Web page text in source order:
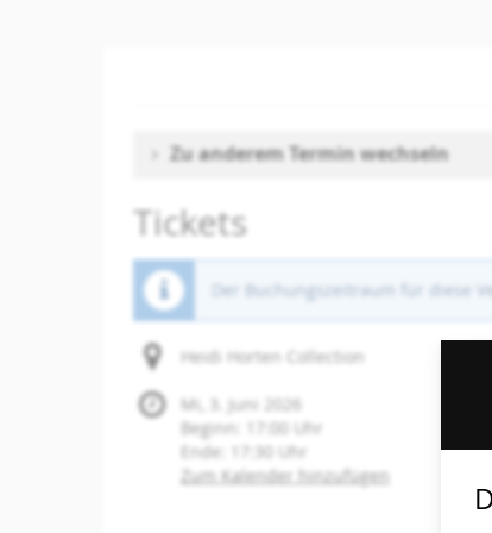
Zu anderem Termin wechseln
Tickets
Der Buchungszeitraum für diese
Heidi Horten Collection
Mi, 3. Juni 2026
Beginn:
17:00
Uhr
Ende:
17:30
Uhr
Zum Kalender hinzufügen